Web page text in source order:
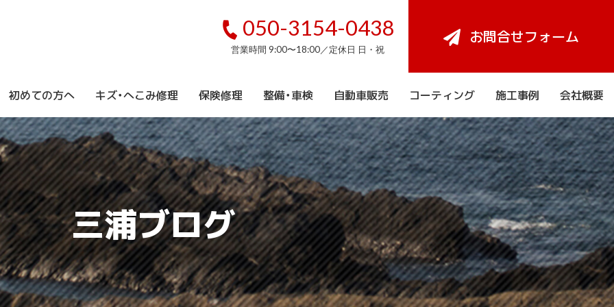
050-3154-0438
営業時間 9:00〜18:00／定休日 日・祝
お問合せフォーム
初めての方へ キズ・へこみ修理 保険修理 整備・車検 自動車販売 コーティング 施工事例 会社概要
三浦ブログ